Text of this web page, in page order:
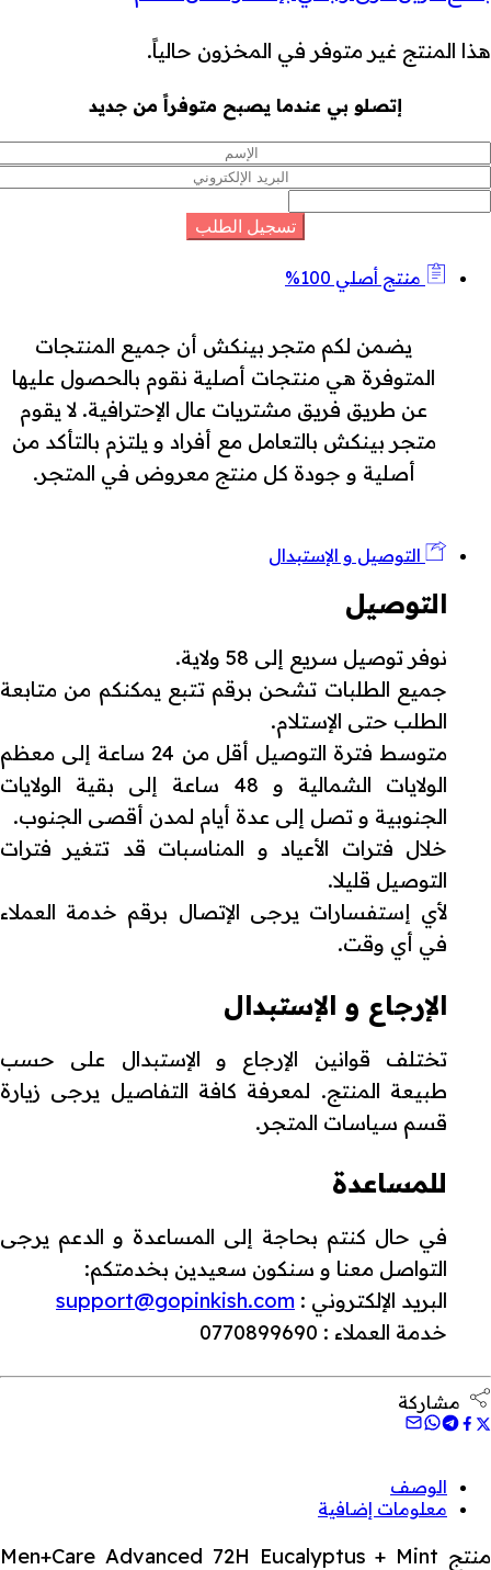
هذا المنتج غير متوفر في المخزون حالياً.
إتصلو بي عندما يصبح متوفراً من جديد
منتج أصلي 100%
يضمن لكم متجر بينكش أن جميع المنتجات
المتوفرة هي منتجات أصلية نقوم بالحصول عليها
عن طريق فريق مشتريات عال الإحترافية. لا يقوم
متجر بينكش بالتعامل مع أفراد و يلتزم بالتأكد من
أصلية و جودة كل منتج معروض في المتجر.
التوصيل و الإستبدال
التوصيل
نوفر توصيل سريع إلى 58 ولاية.
جميع الطلبات تشحن برقم تتبع يمكنكم من متابعة
الطلب حتى الإستلام.
متوسط فترة التوصيل أقل من 24 ساعة إلى معظم
الولايات الشمالية و 48 ساعة إلى بقية الولايات
الجنوبية و تصل إلى عدة أيام لمدن أقصى الجنوب.
خلال فترات الأعياد و المناسبات قد تتغير فترات
التوصيل قليلا.
لأي إستفسارات يرجى الإتصال برقم خدمة العملاء
في أي وقت.
الإرجاع و الإستبدال
تختلف قوانين الإرجاع و الإستبدال على حسب
طبيعة المنتج. لمعرفة كافة التفاصيل يرجى زيارة
قسم سياسات المتجر.
للمساعدة
في حال كنتم بحاجة إلى المساعدة و الدعم يرجى
التواصل معنا و سنكون سعيدين بخدمتكم:
البريد الإلكتروني : support@gopinkish.com
خدمة العملاء : 0770899690
مشاركة
الوصف
معلومات إضافية
منتج Men+Care Advanced 72H Eucalyptus + Mint